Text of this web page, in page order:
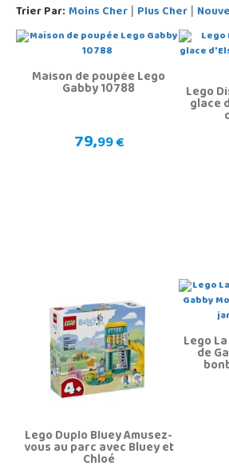
Trier Par: Moins Cher | Plus Cher |
Maison de poupée Lego
Gabby 10788
79,99 €
Lego
glace
Lego Duplo Bluey Amusez-
vous au parc avec Bluey et
Chloé
Lego
de